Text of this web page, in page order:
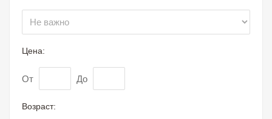
Цена:
От До
Возраст: